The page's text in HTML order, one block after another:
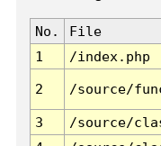
No. File
1
/index.php
2 /source/
3 /source/